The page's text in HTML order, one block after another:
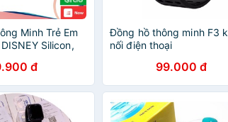
Minh Trẻ Em
Silicon,
đ
Đồng hồ thông minh F3
nối điện thoại
99.000 đ